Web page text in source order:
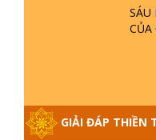
SÁU
CỦA
GIẢI ĐÁP THIỀN
GIẢI